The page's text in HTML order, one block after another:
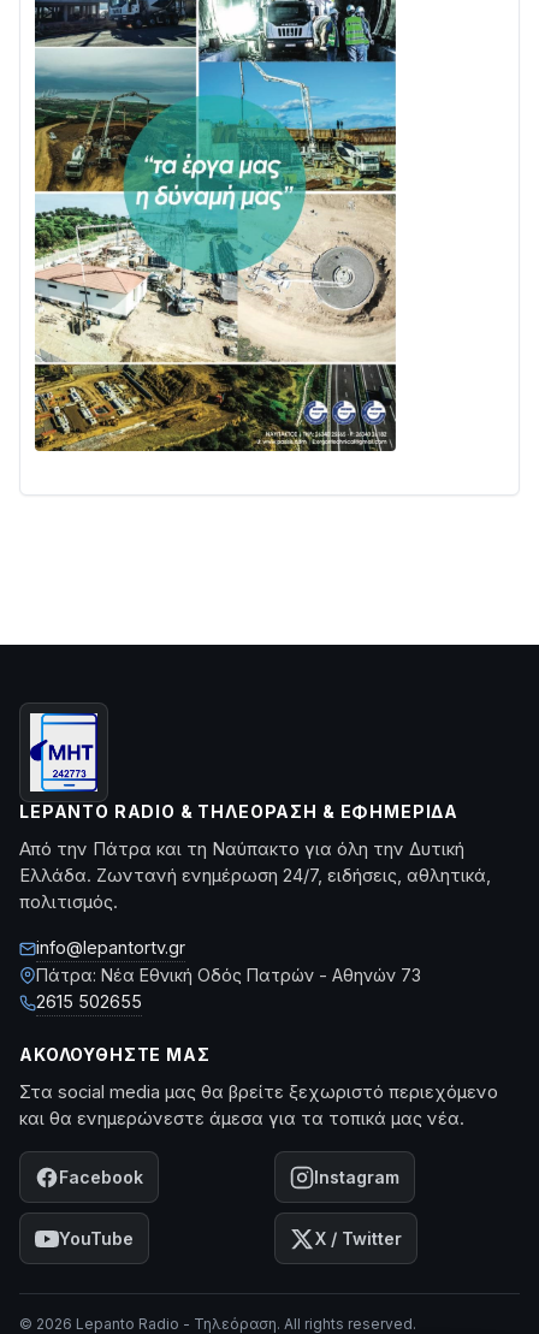
LEPANTO RADIO & ΤΗΛΕΌΡΑΣΗ & ΕΦΗΜΕΡΊΔΑ
Από την Πάτρα και τη Ναύπακτο για όλη την Δυτική
Ελλάδα. Ζωντανή ενημέρωση 24/7, ειδήσεις, αθλητικά,
πολιτισμός.
info@lepantortv.gr
Πάτρα: Νέα Εθνική Οδός Πατρών - Αθηνών 73
2615 502655
ΑΚΟΛΟΥΘΉΣΤΕ ΜΑΣ
Στα social media μας θα βρείτε ξεχωριστό περιεχόμενο
και θα ενημερώνεστε άμεσα για τα τοπικά μας νέα.
Facebook Instagram
YouTube X / Twitter
© 2026 Lepanto Radio - Τηλεόραση. All rights reserved.